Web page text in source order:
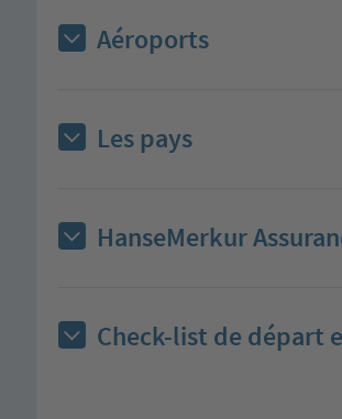
Aéroports
Les pays
HanseMerkur
Check-list de départ